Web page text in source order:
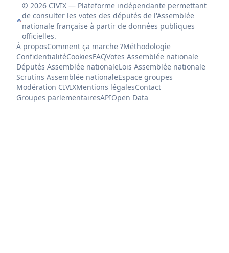
© 2026 CIVIX — Plateforme indépendante permettant
de consulter les votes des députés de l'Assemblée
nationale française à partir de données publiques
officielles.
À proposComment ça marche ?Méthodologie
ConfidentialitéCookiesFAQVotes Assemblée nationale
Députés Assemblée nationaleLois Assemblée nationale
Scrutins Assemblée nationaleEspace groupes
Modération CIVIXMentions légalesContact
Groupes parlementairesAPIOpen Data